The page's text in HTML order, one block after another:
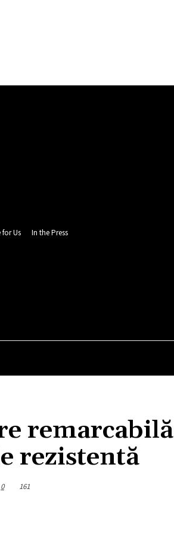
for Us In the Press
rezistentă
0 161